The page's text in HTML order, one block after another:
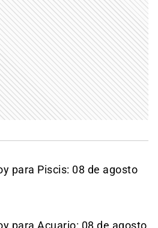
para Piscis: 08 de agosto